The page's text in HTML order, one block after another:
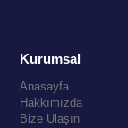
Kurumsal
Anasayfa
Hakkımızda
Bize Ulaşın